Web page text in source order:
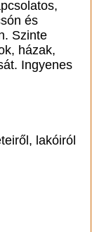
és
Szinte
házak,
Ingyenes
lakóiról